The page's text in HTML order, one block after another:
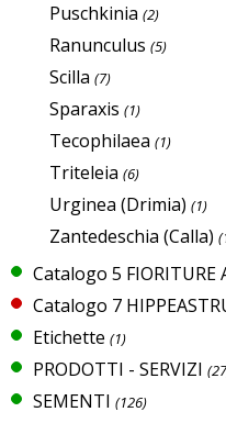
Puschkinia (2)
Ranunculus (5)
Scilla (7)
Sparaxis (1)
Tecophilaea (1)
Triteleia (6)
Urginea (Drimia) (1)
Zantedeschia (Calla)
Catalogo 5 FIORITURE
Catalogo 7
Etichette (1)
PRODOTTI - SERVIZI
SEMENTI (126)